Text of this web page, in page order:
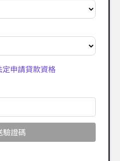
申請貸款資格
驗證碼